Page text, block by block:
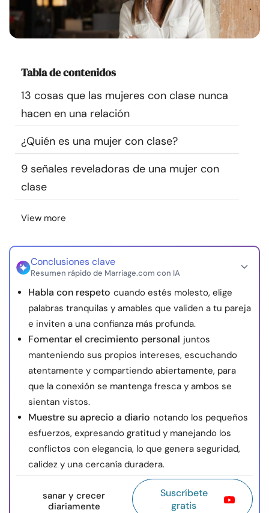
Cursos
Encuentra un terapeuta
Idioma
Sobre nosotros Contáctanos Escríbenos
Publicidad con
nosotros
Tabla de contenidos
13 cosas que las mujeres con clase nunca
hacen en una relación
¿Quién es una mujer con clase?
9 señales reveladoras de una mujer con
clase
View more
Conclusiones clave
Resumen rápido de Marriage.com con IA
Habla con respeto cuando estés molesto, elige
palabras tranquilas y amables que validen a tu pareja
e inviten a una confianza más profunda.
Fomentar el crecimiento personal juntos
manteniendo sus propios intereses, escuchando
atentamente y compartiendo abiertamente, para
que la conexión se mantenga fresca y ambos se
sientan vistos.
Muestre su aprecio a diario notando los pequeños
esfuerzos, expresando gratitud y manejando los
conflictos con elegancia, lo que genera seguridad,
calidez y una cercanía duradera.
sanar y crecer
diariamente
Suscríbete
gratis